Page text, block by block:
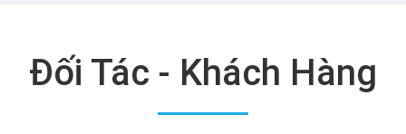
Đối Tác - Khách Hàng